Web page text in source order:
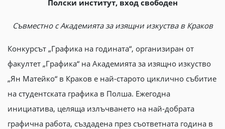
Полски институт, вход свободен
Съвместно с Академията за изящни изкуства в Краков
Конкурсът „Графика на годината“, организиран от
факултет „Графика“ на Академията за изящно изкуство
„Ян Матейко“ в Краков е най-старото циклично събитие
на студентската графика в Полша. Ежегодна
инициатива, целяща излъчването на най-добрата
графична работа, създадена през съответната година в